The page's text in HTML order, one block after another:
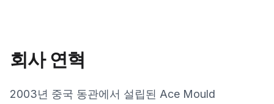
회사 연혁
2003년 중국 동관에서 설립된 Ace Mould